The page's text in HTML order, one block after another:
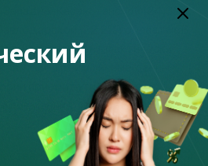
Западно-Казахстанской (24,3%),
респондент фактически
передав им личные данные,
приоритетными для
повышения финансовой
Для пострадавших